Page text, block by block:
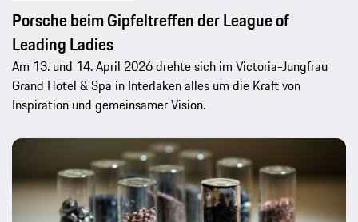
Porsche beim Gipfeltreffen der League of
Leading Ladies
Am 13. und 14. April 2026 drehte sich im Victoria-Jungfrau
Grand Hotel & Spa in Interlaken alles um die Kraft von
Inspiration und gemeinsamer Vision.